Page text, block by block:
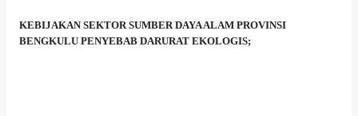
KEBIJAKAN SEKTOR SUMBER DAYA ALAM PROVINSI
BENGKULU PENYEBAB DARURAT EKOLOGIS;